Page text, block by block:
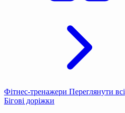
Фітнес-тренажери Переглянути всі
Бігові доріжки